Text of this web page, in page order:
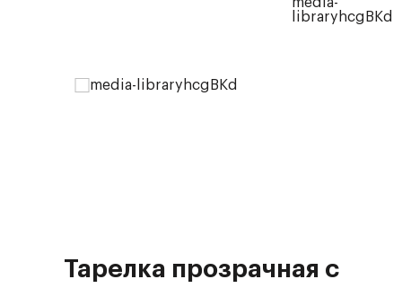
Тарелка прозрачная с